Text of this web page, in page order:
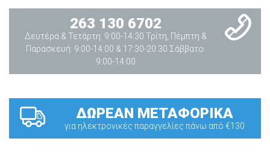
263 130 6702
Δευτέρα & Τετάρτη: 9:00-14:30 Τρίτη, Πέμπτη &
Παρασκευή: 9:00-14:00 & 17:30-20:30 Σάββατο:
9:00-14:00
ΔΩΡΕΑΝ ΜΕΤΑΦΟΡΙΚΑ
για ηλεκτρονικές παραγγελίες πάνω από €130